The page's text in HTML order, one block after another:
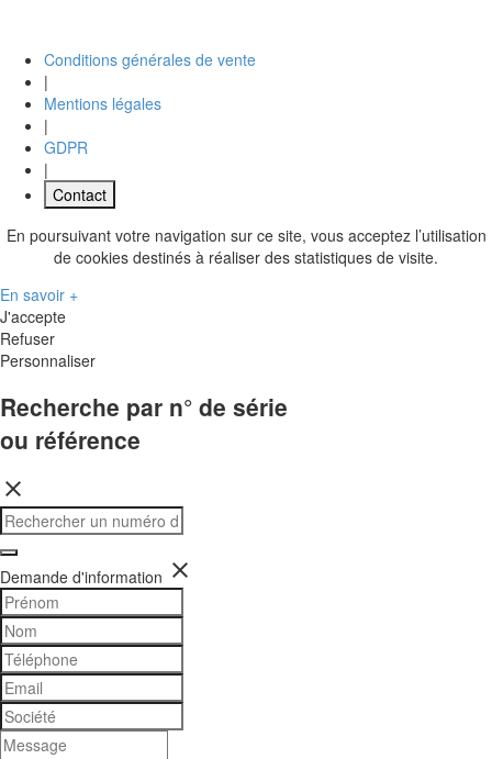
Conditions générales de vente
|
Mentions légales
|
GDPR
|
Contact
En poursuivant votre navigation sur ce site, vous acceptez l’utilisation
de cookies destinés à réaliser des statistiques de visite.
En savoir +
J'accepte
Refuser
Personnaliser
Recherche par n° de série
ou référence
close
Demande d'information close